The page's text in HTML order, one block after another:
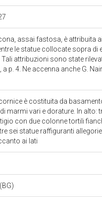
assai fastosa, è attribuita ai
le statue collocate sopra di
attribuzioni sono state
a p. 4. Ne accenna anche G.
cornice è costituita da
marmi vari e dorature. In alto:
con due colonne tortili
sei statue raffiguranti
ai lati